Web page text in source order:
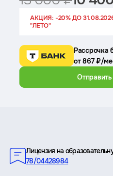
АКЦИЯ: -20% ДО
"ЛЕТО"
Рассрочка
от 867 ₽/
Лицензия на
78/04428984